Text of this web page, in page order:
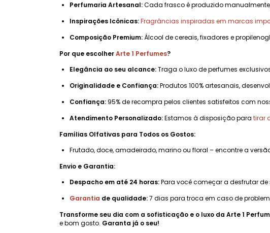
Perfumaria Artesanal:Cada frasco é produzido
Inspirações Icônicas:Fragrâncias inspiradas em marcas
Composição Premium:Álcool de cereais, fixadores e
Por que escolherArte 1 Perfumes?
Elegância ao seu alcance:Traga o luxo de perfumes
Originalidade e Confiança:Produtos 100% artesanais,
Confiança: 95% de recompra pelos clientes satisfeitos com
Atendimento Personalizado:Estamos à disposição para tirar
Famílias Olfativas para Todos os Gostos:
Frutado, doce, amadeirado, marino ou floral – encontre a
Envio e Garantia:
Despacho em até 24 horas:Para você começar a desfrutar
Garantia de qualidade:7 dias para troca em caso de
Transforme seu dia com a sofisticação e o luxo da Arte 1
e bom gosto. Garanta já o seu!